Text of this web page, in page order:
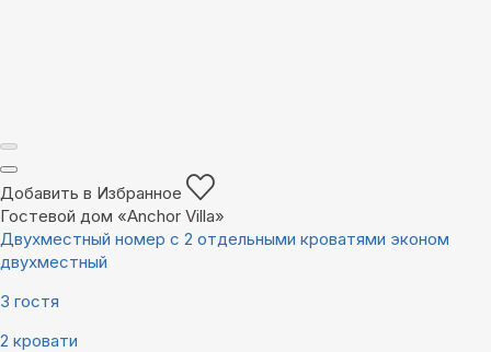
Добавить в Избранное
Гостевой дом «Anchor Villa»
Двухместный номер с 2 отдельными кроватями эконом
двухместный
3 гостя
2 кровати